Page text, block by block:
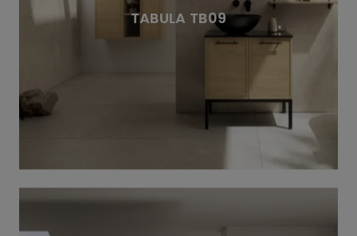
TABULA TB09